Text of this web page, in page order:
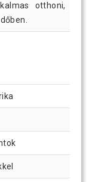
otthoni,